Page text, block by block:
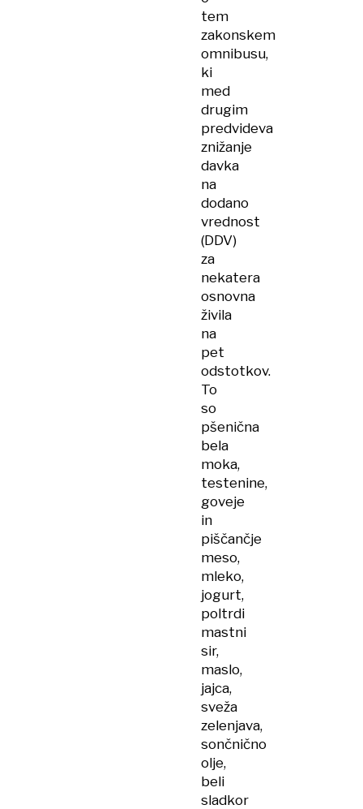
tem
zakonskem
omnibusu,
ki
med
drugim
predvideva
znižanje
davka
na
dodano
vrednost
(DDV)
za
nekatera
osnovna
živila
na
pet
odstotkov.
To
so
pšenična
bela
moka,
testenine,
goveje
in
piščančje
meso,
mleko,
jogurt,
poltrdi
mastni
sir,
maslo,
jajca,
sveža
zelenjava,
sončnično
olje,
beli
sladkor